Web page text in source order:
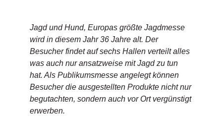
Jagd und Hund, Europas größte Jagdmesse
wird in diesem Jahr 36 Jahre alt. Der
Besucher findet auf sechs Hallen verteilt alles
was auch nur ansatzweise mit Jagd zu tun
hat. Als Publikumsmesse angelegt können
Besucher die ausgestellten Produkte nicht nur
begutachten, sondern auch vor Ort vergünstigt
erwerben.